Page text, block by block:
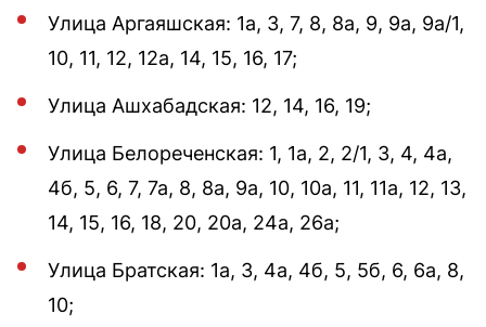
Улица Аргаяшская: 1а, 3, 7, 8, 8а, 9, 9а, 9а/1,
10, 11, 12, 12а, 14, 15, 16, 17;
Улица Ашхабадская: 12, 14, 16, 19;
Улица Белореченская: 1, 1а, 2, 2/1, 3, 4, 4а,
4б, 5, 6, 7, 7а, 8, 8а, 9а, 10, 10а, 11, 11а, 12, 13,
14, 15, 16, 18, 20, 20а, 24а, 26а;
Улица Братская: 1а, 3, 4а, 4б, 5, 5б, 6, 6а, 8,
10;